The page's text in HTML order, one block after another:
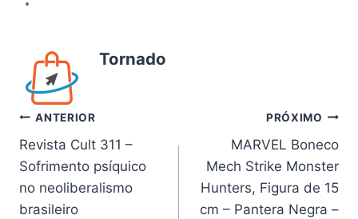
Tornado
Navegação
de
Post
ANTERIOR
Revista Cult 311 –
Sofrimento psíquico
no neoliberalismo
brasileiro
PRÓXIMO
MARVEL Boneco
Mech Strike Monster
Hunters, Figura de 15
cm – Pantera Negra –